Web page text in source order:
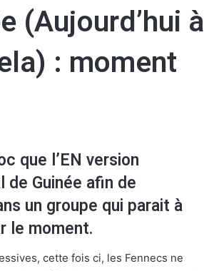
(Aujourd’hui à
: moment
que l’EN version
Guinée afin de
un groupe qui parait à
le moment.
cette fois ci, les Fennecs ne